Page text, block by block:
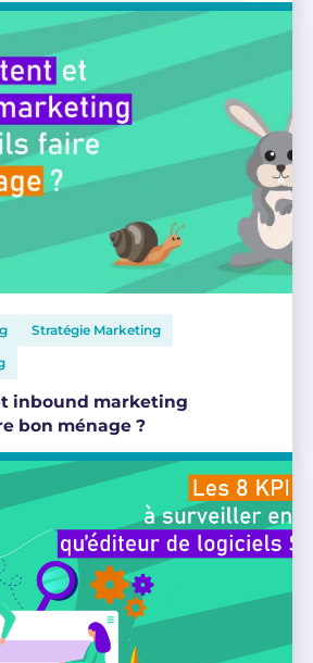
Stratégie Marketing
inbound marketing
bon ménage ?